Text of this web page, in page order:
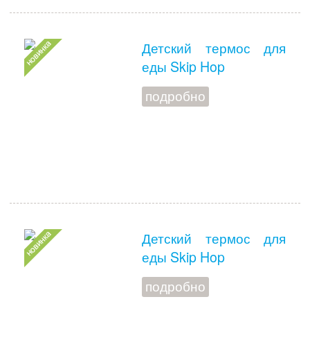
Детский термос для
еды Skip Hop
подробно
Детский термос для
еды Skip Hop
подробно